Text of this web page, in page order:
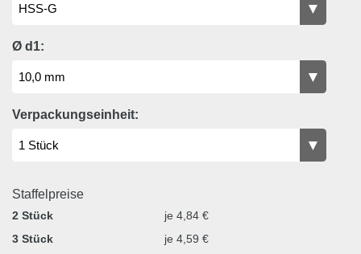
Ø d1:
Verpackungseinheit:
Staffelpreise
2 Stück
je 4,84 €
3 Stück
je 4,59 €